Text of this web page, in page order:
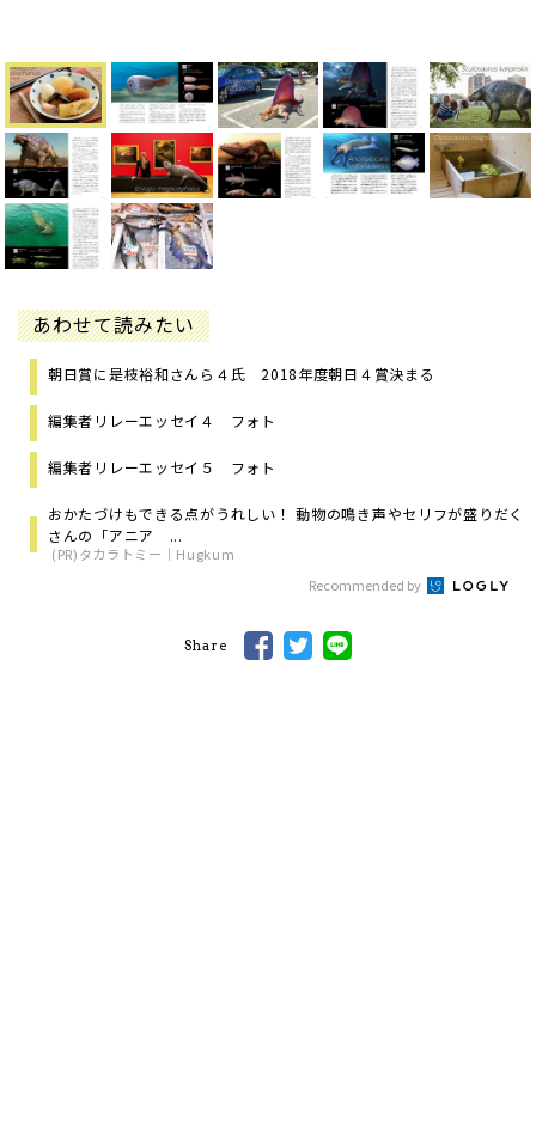
あわせて読みたい
朝日賞に是枝裕和さんら４氏 2018年度朝日４賞決まる
編集者リレーエッセイ４ フォト
編集者リレーエッセイ５ フォト
おかたづけもできる点がうれしい！ 動物の鳴き声やセリフが盛りだく
さんの「アニア ...
(PR)タカラトミー｜Hugkum
Recommended by
Share